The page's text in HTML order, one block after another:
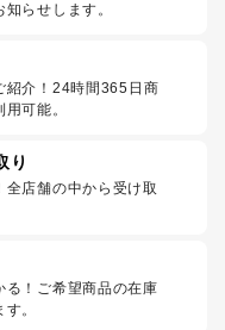
らせします。
紹介！24時間365日商
可能。
り
全店舗の中から受け取
る！ご希望商品の在庫
。